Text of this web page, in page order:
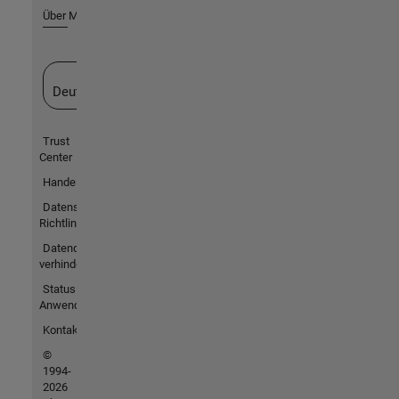
Über MathWorks
Deutschland
Trust
Center
Handelsmarken
Datenschutz-
Richtlinien
Datendiebstahl
verhindern
Status von
Anwendungen
Kontakt
©
1994-
2026